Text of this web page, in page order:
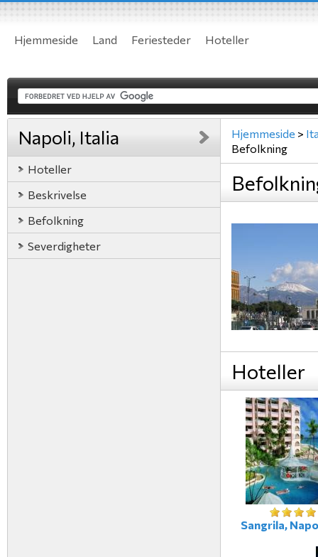
Hjemmeside Land Feriesteder Hoteller
Napoli, Italia
Hoteller
Beskrivelse
Befolkning
Severdigheter
Hjemmeside >
Befolkning
Hoteller
Sangrila,